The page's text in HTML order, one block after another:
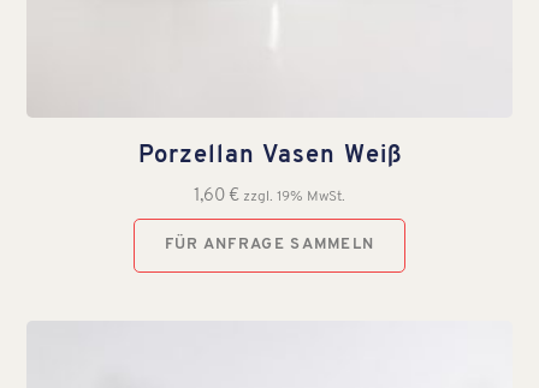
Porzellan Vasen Weiß
1,60 € zzgl. 19% MwSt.
FÜR ANFRAGE SAMMELN